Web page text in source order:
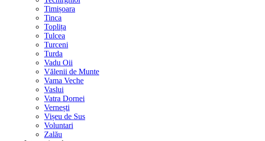
Timișoara
Tinca
Toplița
Tulcea
Turceni
Turda
Vadu Oii
Vălenii de Munte
Vama Veche
Vaslui
Vatra Dornei
Vernești
Vișeu de Sus
Voluntari
Zalău